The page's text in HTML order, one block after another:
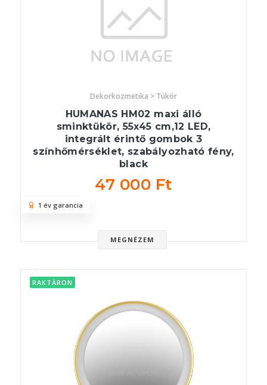
Dekorkozmetika > Tükör
HUMANAS HM02 maxi álló
sminktükör, 55x45 cm,12 LED,
integrált érintő gombok 3
színhőmérséklet, szabályozható fény,
black
47 000 Ft
MEGNÉZEM
1 év garancia
RAKTÁRON